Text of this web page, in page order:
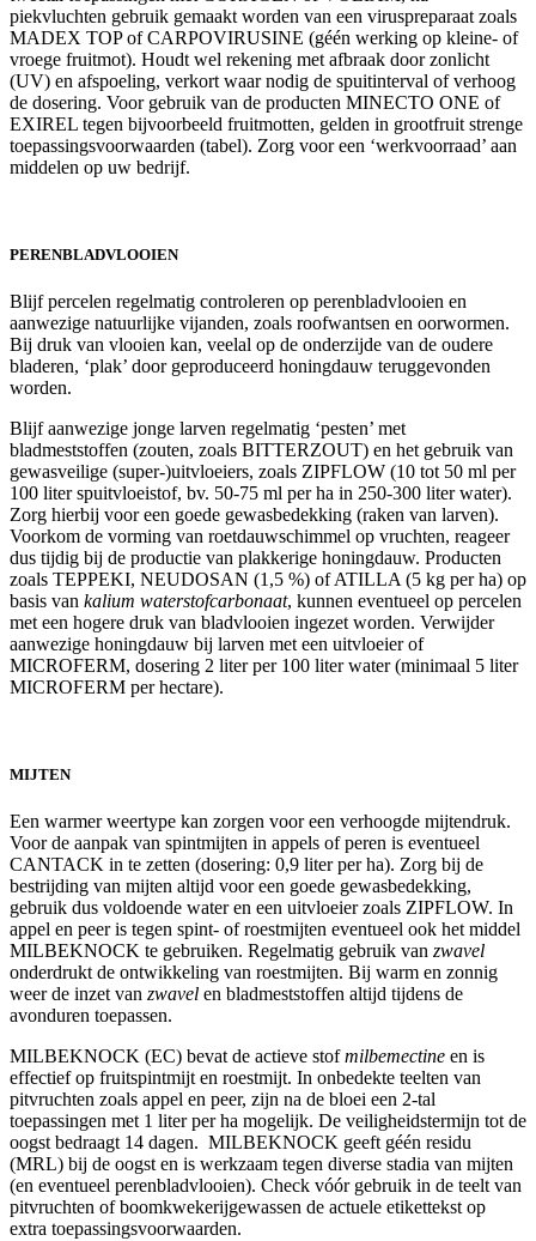
piekvluchten gebruik gemaakt worden van een viruspreparaat zoals
MADEX TOP of CARPOVIRUSINE (géén werking op kleine- of
vroege fruitmot). Houdt wel rekening met afbraak door zonlicht
(UV) en afspoeling, verkort waar nodig de spuitinterval of verhoog
de dosering. Voor gebruik van de producten MINECTO ONE of
EXIREL tegen bijvoorbeeld fruitmotten, gelden in grootfruit strenge
toepassingsvoorwaarden (tabel). Zorg voor een ‘werkvoorraad’ aan
middelen op uw bedrijf.
PERENBLADVLOOIEN
Blijf percelen regelmatig controleren op perenbladvlooien en
aanwezige natuurlijke vijanden, zoals roofwantsen en oorwormen.
Bij druk van vlooien kan, veelal op de onderzijde van de oudere
bladeren, ‘plak’ door geproduceerd honingdauw teruggevonden
worden.
Blijf aanwezige jonge larven regelmatig ‘pesten’ met
bladmeststoffen (zouten, zoals BITTERZOUT) en het gebruik van
gewasveilige (super-)uitvloeiers, zoals ZIPFLOW (10 tot 50 ml per
100 liter spuitvloeistof, bv. 50-75 ml per ha in 250-300 liter water).
Zorg hierbij voor een goede gewasbedekking (raken van larven).
Voorkom de vorming van roetdauwschimmel op vruchten, reageer
dus tijdig bij de productie van plakkerige honingdauw. Producten
zoals TEPPEKI, NEUDOSAN (1,5 %) of ATILLA (5 kg per ha) op
basis van kalium waterstofcarbonaat, kunnen eventueel op percelen
met een hogere druk van bladvlooien ingezet worden. Verwijder
aanwezige honingdauw bij larven met een uitvloeier of
MICROFERM, dosering 2 liter per 100 liter water (minimaal 5 liter
MICROFERM per hectare).
MIJTEN
Een warmer weertype kan zorgen voor een verhoogde mijtendruk.
Voor de aanpak van spintmijten in appels of peren is eventueel
CANTACK in te zetten (dosering: 0,9 liter per ha). Zorg bij de
bestrijding van mijten altijd voor een goede gewasbedekking,
gebruik dus voldoende water en een uitvloeier zoals ZIPFLOW. In
appel en peer is tegen spint- of roestmijten eventueel ook het middel
MILBEKNOCK te gebruiken. Regelmatig gebruik van zwavel
onderdrukt de ontwikkeling van roestmijten. Bij warm en zonnig
weer de inzet van zwavel en bladmeststoffen altijd tijdens de
avonduren toepassen.
MILBEKNOCK (EC) bevat de actieve stofmilbemectine en is
effectief op fruitspintmijt en roestmijt. In onbedekte teelten van
pitvruchten zoals appel en peer, zijn na de bloei een 2-tal
toepassingen met 1 liter per ha mogelijk. De veiligheidstermijn tot de
oogst bedraagt 14 dagen. MILBEKNOCK geeft géén residu
(MRL) bij de oogst en is werkzaam tegen diverse stadia van mijten
(en eventueel perenbladvlooien). Check vóór gebruik in de teelt van
pitvruchten of boomkwekerijgewassen de actuele etikettekst op
extra toepassingsvoorwaarden.